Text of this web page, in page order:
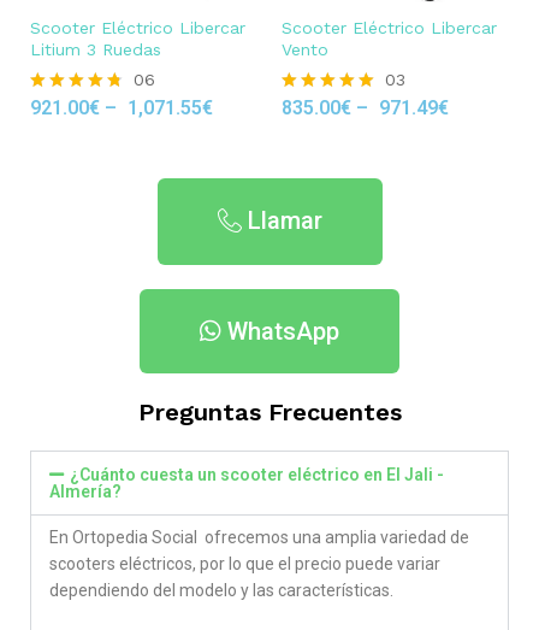
Scooter Eléctrico Libercar
Litium 3 Ruedas
Rated
06
921.00€ – 1,071.55€
Scooter Eléctrico Libercar
Vento
Rated
03
835.00€ – 971.49€
Llamar
WhatsApp
Preguntas Frecuentes
¿Cuánto cuesta un scooter eléctrico en El Jali -
Almería?
En Ortopedia Social ofrecemos una amplia variedad de
scooters eléctricos, por lo que el precio puede variar
dependiendo del modelo y las características.